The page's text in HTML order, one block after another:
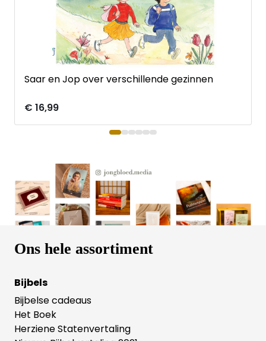
Saar en Jop over verschillende gezinnen
€ 16,99
Ons hele assortiment
Bijbels
Bijbelse cadeaus
Het Boek
Herziene Statenvertaling